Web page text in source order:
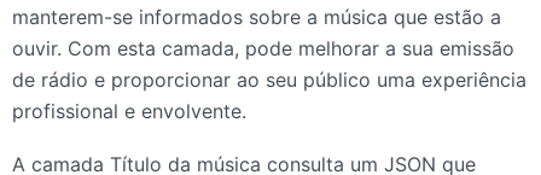
manterem-se informados sobre a música que estão a
ouvir. Com esta camada, pode melhorar a sua emissão
de rádio e proporcionar ao seu público uma experiência
profissional e envolvente.
A camada Título da música consulta um JSON que